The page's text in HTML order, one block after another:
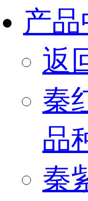
产
返
秦
品
秦